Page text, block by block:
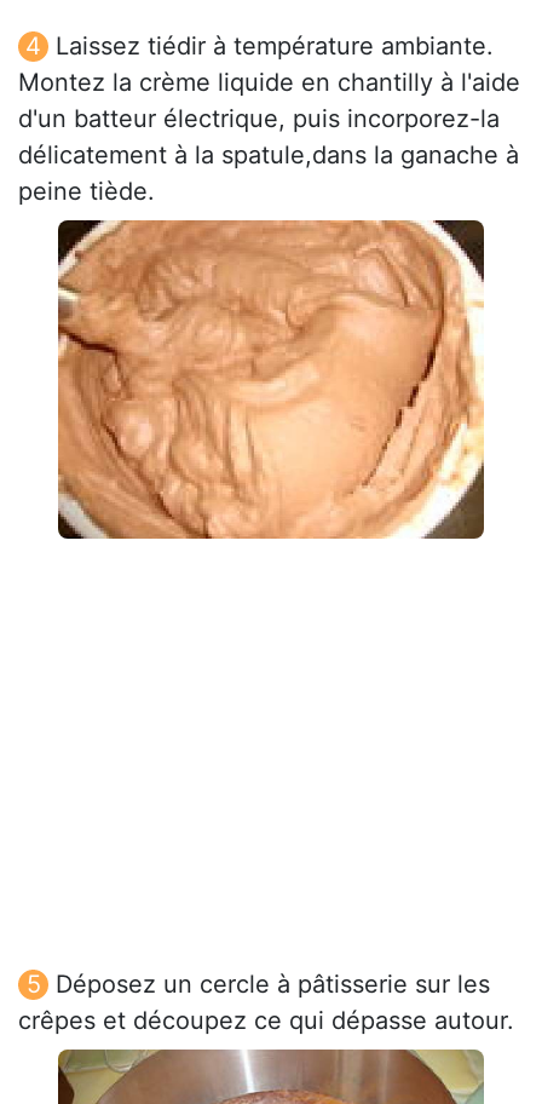
Laissez tiédir à température ambiante.
Montez la crème liquide en chantilly à l'aide
d'un batteur électrique, puis incorporez-la
délicatement à la spatule,dans la ganache à
peine tiède.
Déposez un cercle à pâtisserie sur les
crêpes et découpez ce qui dépasse autour.